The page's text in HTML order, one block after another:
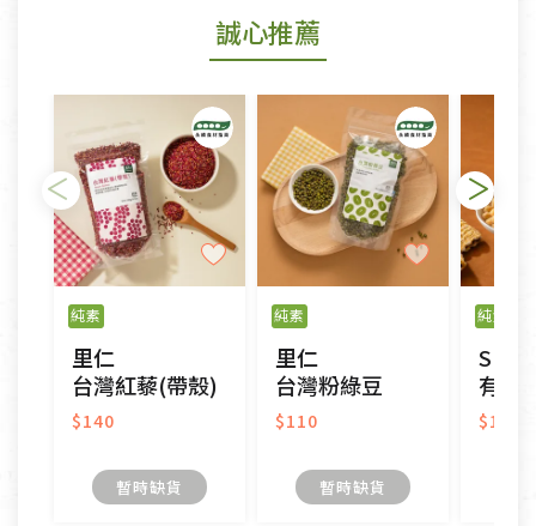
若您購買的商品有下列「不適用七天鑑賞期商品」情
形者，除商品瑕疵以外，恕不接受退換貨.
依消保法之規定提供該商品七天免費鑑賞期(含例假
日)的服務，原則上若商品未經使用或被汙損(除商品
瑕疵)，一般皆可申請退換貨。
不適用七天鑑賞期商品：
以數位或電磁紀錄形式儲存之商品、易於變質或損壞
之商品、以及性質上無法或不適合退換之商品：如
CD、VCD、DVD、電腦軟體，若產品瑕疵無法讀取僅
接受原片換新。
衣飾鞋類-如T恤，如於送達後水洗或污損者。
美容保養用品、內衣褲、襪子、口罩等私人消耗性產
內衣褲、襪子、口罩個人衛生用品除商品本身有瑕疵
外,依據《通訊交易解除權合理例外情事適用準
誠心推薦
純素
里仁
台灣紅藜(帶殼)
$140
暫時缺貨
純素
里仁
台灣粉綠豆
$110
暫時缺貨
純素
有機
$185